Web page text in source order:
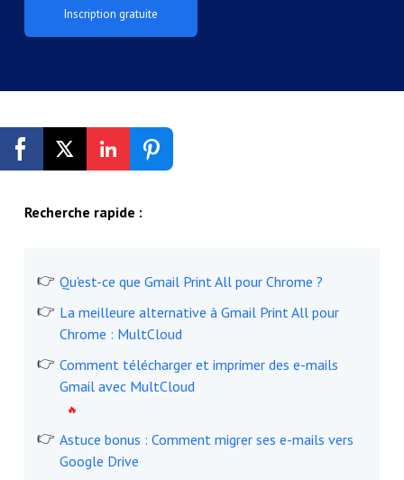
Inscription gratuite
Recherche rapide :
Qu'est-ce que Gmail Print All pour Chrome ?
La meilleure alternative à Gmail Print All pour
Chrome : MultCloud
Comment télécharger et imprimer des e-mails
Gmail avec MultCloud
Astuce bonus : Comment migrer ses e-mails vers
Google Drive